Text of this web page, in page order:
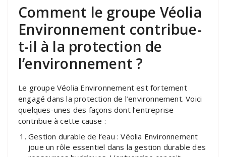
Comment le groupe Véolia
Environnement contribue-
t-il à la protection de
l’environnement ?
Le groupe Véolia Environnement est fortement
engagé dans la protection de l’environnement. Voici
quelques-unes des façons dont l’entreprise
contribue à cette cause :
Gestion durable de l’eau : Véolia Environnement
joue un rôle essentiel dans la gestion durable des